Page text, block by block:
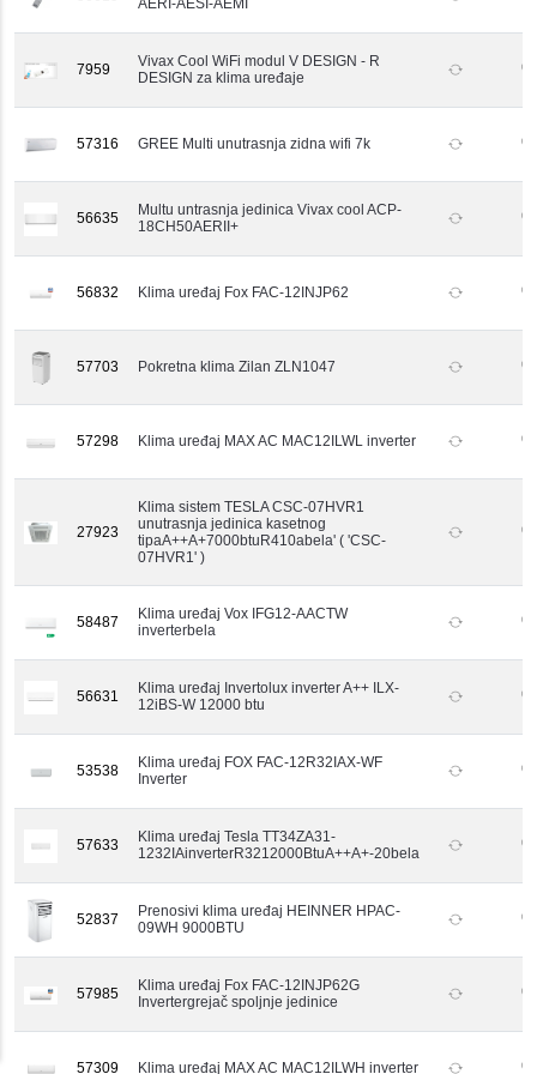
besplatnu proveru kompatibilnosti za svaku vašu
porudžbinu.
AERI-AESI-AEMI
7959
Vivax Cool WiFi modul V DESIGN - R
DESIGN za klima uređaje
57316 GREE Multi unutrasnja zidna wifi 7k
56635
Multu untrasnja jedinica Vivax cool ACP-
18CH50AERII+
56832 Klima uređaj Fox FAC-12INJP62
57703 Pokretna klima Zilan ZLN1047
57298 Klima uređaj MAX AC MAC12ILWL inverter
27923
Klima sistem TESLA CSC-07HVR1
unutrasnja jedinica kasetnog
tipaA++A+7000btuR410abela' ( 'CSC-
07HVR1' )
58487
Klima uređaj Vox IFG12-AACTW
inverterbela
56631
Klima uređaj Invertolux inverter A++ ILX-
12iBS-W 12000 btu
53538
Klima uređaj FOX FAC-12R32IAX-WF
Inverter
57633
Klima uređaj Tesla TT34ZA31-
1232IAinverterR3212000BtuA++A+-20bela
52837
Prenosivi klima uređaj HEINNER HPAC-
09WH 9000BTU
57985
Klima uređaj Fox FAC-12INJP62G
Invertergrejač spoljnje jedinice
57309 Klima uređaj MAX AC MAC12ILWH inverter